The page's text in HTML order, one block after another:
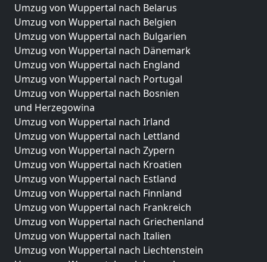
Umzug von Wuppertal nach Belarus
Umzug von Wuppertal nach Belgien
Umzug von Wuppertal nach Bulgarien
Umzug von Wuppertal nach Dänemark
Umzug von Wuppertal nach England
Umzug von Wuppertal nach Portugal
Umzug von Wuppertal nach Bosnien
und Herzegowina
Umzug von Wuppertal nach Irland
Umzug von Wuppertal nach Lettland
Umzug von Wuppertal nach Zypern
Umzug von Wuppertal nach Kroatien
Umzug von Wuppertal nach Estland
Umzug von Wuppertal nach Finnland
Umzug von Wuppertal nach Frankreich
Umzug von Wuppertal nach Griechenland
Umzug von Wuppertal nach Italien
Umzug von Wuppertal nach Liechtenstein